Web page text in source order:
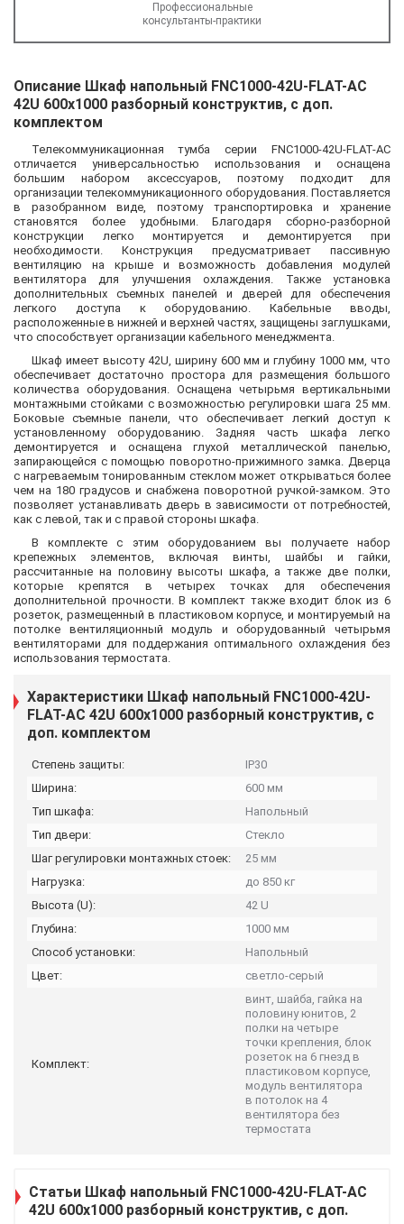
Профессиональные
консультанты-практики
Описание Шкаф напольный FNC1000-42U-FLAT-AC
42U 600x1000 разборный конструктив, с доп.
комплектом
Телекоммуникационная тумба серии FNC1000-42U-FLAT-AC
отличается универсальностью использования и оснащена
большим набором аксессуаров, поэтому подходит для
организации телекоммуникационного оборудования. Поставляется
в разобранном виде, поэтому транспортировка и хранение
становятся более удобными. Благодаря сборно-разборной
конструкции легко монтируется и демонтируется при
необходимости. Конструкция предусматривает пассивную
вентиляцию на крыше и возможность добавления модулей
вентилятора для улучшения охлаждения. Также установка
дополнительных съемных панелей и дверей для обеспечения
легкого доступа к оборудованию. Кабельные вводы,
расположенные в нижней и верхней частях, защищены заглушками,
что способствует организации кабельного менеджмента.
Шкаф имеет высоту 42U, ширину 600 мм и глубину 1000 мм, что
обеспечивает достаточно простора для размещения большого
количества оборудования. Оснащена четырьмя вертикальными
монтажными стойками с возможностью регулировки шага 25 мм.
Боковые съемные панели, что обеспечивает легкий доступ к
установленному оборудованию. Задняя часть шкафа легко
демонтируется и оснащена глухой металлической панелью,
запирающейся с помощью поворотно-прижимного замка. Дверца
с нагреваемым тонированным стеклом может открываться более
чем на 180 градусов и снабжена поворотной ручкой-замком. Это
позволяет устанавливать дверь в зависимости от потребностей,
как с левой, так и с правой стороны шкафа.
В комплекте с этим оборудованием вы получаете набор
крепежных элементов, включая винты, шайбы и гайки,
рассчитанные на половину высоты шкафа, а также две полки,
которые крепятся в четырех точках для обеспечения
дополнительной прочности. В комплект также входит блок из 6
розеток, размещенный в пластиковом корпусе, и монтируемый на
потолке вентиляционный модуль и оборудованный четырьмя
вентиляторами для поддержания оптимального охлаждения без
использования термостата.
Характеристики Шкаф напольный FNC1000-42U-
FLAT-AC 42U 600x1000 разборный конструктив, с
доп. комплектом
Степень защиты:
IP30
Ширина:
600 мм
Тип шкафа:
Напольный
Тип двери:
Стекло
Шаг регулировки монтажных стоек:
25 мм
Нагрузка:
до 850 кг
Высота (U):
42 U
Глубина:
1000 мм
Способ установки:
Напольный
Цвет:
светло-серый
Комплект:
винт, шайба, гайка на
половину юнитов, 2
полки на четыре
точки крепления, блок
розеток на 6 гнезд в
пластиковом корпусе,
модуль вентилятора
в потолок на 4
вентилятора без
термостата
Статьи Шкаф напольный FNC1000-42U-FLAT-AC
42U 600x1000 разборный конструктив, с доп.